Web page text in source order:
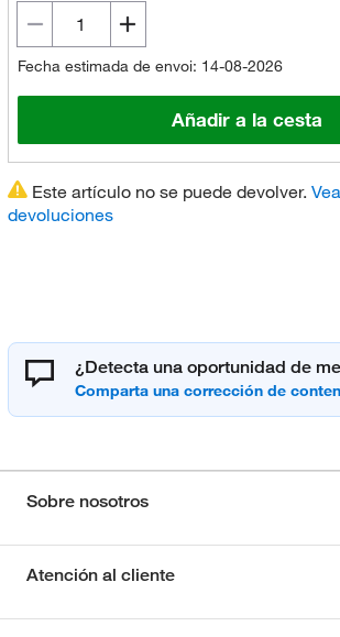
Fecha estimada de envoi: 14-08-2026
Añadir a la cesta
Este artículo no se puede devolver.
devoluciones
¿Detecta una oportunidad de
Sobre nosotros
Atención al cliente